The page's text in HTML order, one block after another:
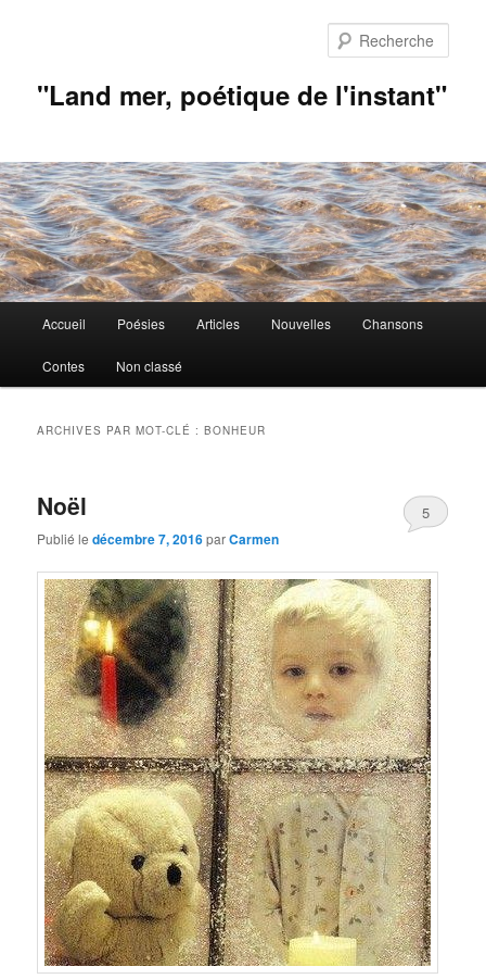
"Land mer, poétique de l'instant"
principal
Accueil Poésies Articles Nouvelles Chansons
Contes Non classé
ARCHIVES PAR MOT-CLÉ :BONHEUR
Noël
Publié ledécembre 7, 2016parCarmen
5